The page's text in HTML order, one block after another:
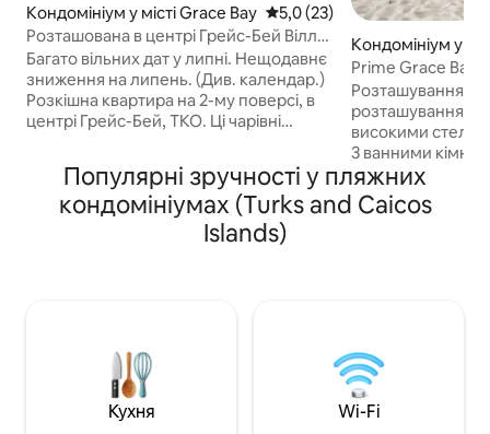
Кондомініум у місті Grace Bay Середня оцінка: 5,0 з 5,
5,0 (23)
Розташована в центрі Грейс-Бей Вілла
Ренесанс
Багато вільних дат у липні. Нещодавнє
зниження на липень. (Див. календар.)
Розкішна квартира на 2-му поверсі, в
центрі Грейс-Бей, ТКО. Ці чарівні
кімнатою та басейном пропонують
тиху спокійну обстановку.
Насолоджуйтеся басейном/джакузі та
купайтеся в бірюзовій воді затоки
Грейс-Бей, розташованої
письмовий стіл, куточок для книг.
Повністю нова постільна білизна.
Кондиціонер, повністю обладнана
кухня, куріння заборонено, балкон
Кондомініум у
ay
Prime Grace Bay
басейном і
Розташування,
розташування!
високими
3 ванними
обладнаною
комплексі Plaza
центрі Грейс-Бей. Всесвітньо
зручність і
пішки, то від
пішки можна
фітнес-центру та
Популярні зручності у пляжних
кондомініумах (Turks and Caicos
Islands)
Кухня Wi-Fi